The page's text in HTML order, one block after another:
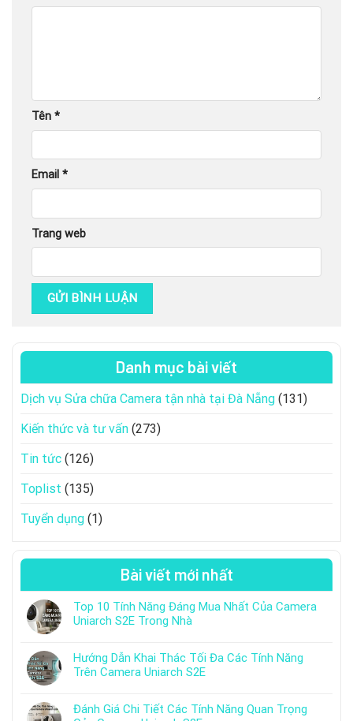
Tên *
Email *
Trang web
Danh mục bài viết
Dịch vụ Sửa chữa Camera tận nhà tại Đà Nẵng (131)
Kiến thức và tư vấn (273)
Tin tức (126)
Toplist (135)
Tuyển dụng (1)
Bài viết mới nhất
Top 10 Tính Năng Đáng Mua Nhất Của Camera
Uniarch S2E Trong Nhà
Hướng Dẫn Khai Thác Tối Đa Các Tính Năng
Trên Camera Uniarch S2E
Đánh Giá Chi Tiết Các Tính Năng Quan Trọng